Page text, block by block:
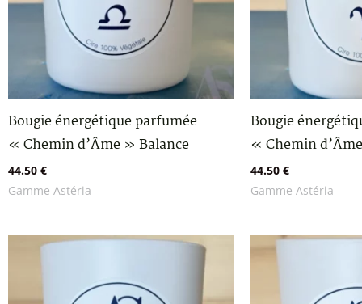
Bougie énergétique parfumée
« Chemin d’Âme » Balance
44.50 €
Gamme Astéria
Bougie
« Chemin
44.50 €
Gamme Astéria